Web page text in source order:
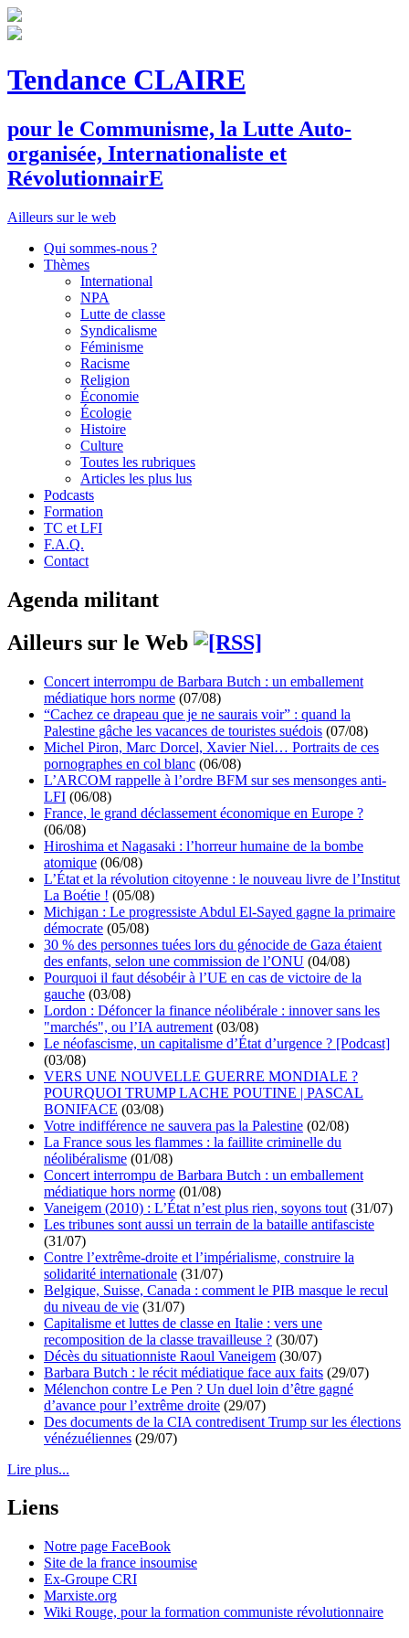
Tendance CLAIRE
pour le Communisme, la Lutte Auto-
organisée, Internationaliste et
RévolutionnairE
Ailleurs sur le web
Qui sommes-nous ?
Thèmes
International
NPA
Lutte de classe
Syndicalisme
Féminisme
Racisme
Religion
Économie
Écologie
Histoire
Culture
Toutes les rubriques
Articles les plus lus
Podcasts
Formation
TC et LFI
F.A.Q.
Contact
Agenda militant
Ailleurs sur le Web
Concert interrompu de Barbara Butch : un emballement
médiatique hors norme (07/08)
“Cachez ce drapeau que je ne saurais voir” : quand la
Palestine gâche les vacances de touristes suédois (07/08)
Michel Piron, Marc Dorcel, Xavier Niel… Portraits de ces
pornographes en col blanc (06/08)
L’ARCOM rappelle à l’ordre BFM sur ses mensonges anti-
LFI (06/08)
France, le grand déclassement économique en Europe ?
(06/08)
Hiroshima et Nagasaki : l’horreur humaine de la bombe
atomique (06/08)
L’État et la révolution citoyenne : le nouveau livre de l’Institut
La Boétie ! (05/08)
Michigan : Le progressiste Abdul El-Sayed gagne la primaire
démocrate (05/08)
30 % des personnes tuées lors du génocide de Gaza étaient
des enfants, selon une commission de l’ONU (04/08)
Pourquoi il faut désobéir à l’UE en cas de victoire de la
gauche (03/08)
Lordon : Défoncer la finance néolibérale : innover sans les
"marchés", ou l’IA autrement (03/08)
Le néofascisme, un capitalisme d’État d’urgence ? [Podcast]
(03/08)
VERS UNE NOUVELLE GUERRE MONDIALE ?
POURQUOI TRUMP LACHE POUTINE | PASCAL
BONIFACE (03/08)
Votre indifférence ne sauvera pas la Palestine (02/08)
La France sous les flammes : la faillite criminelle du
néolibéralisme (01/08)
Concert interrompu de Barbara Butch : un emballement
médiatique hors norme (01/08)
Vaneigem (2010) : L’État n’est plus rien, soyons tout (31/07)
Les tribunes sont aussi un terrain de la bataille antifasciste
(31/07)
Contre l’extrême-droite et l’impérialisme, construire la
solidarité internationale (31/07)
Belgique, Suisse, Canada : comment le PIB masque le recul
du niveau de vie (31/07)
Capitalisme et luttes de classe en Italie : vers une
recomposition de la classe travailleuse ? (30/07)
Décès du situationniste Raoul Vaneigem (30/07)
Barbara Butch : le récit médiatique face aux faits (29/07)
Mélenchon contre Le Pen ? Un duel loin d’être gagné
d’avance pour l’extrême droite (29/07)
Des documents de la CIA contredisent Trump sur les élections
vénézuéliennes (29/07)
Lire plus...
Liens
Notre page FaceBook
Site de la france insoumise
Ex-Groupe CRI
Marxiste.org
Wiki Rouge, pour la formation communiste révolutionnaire